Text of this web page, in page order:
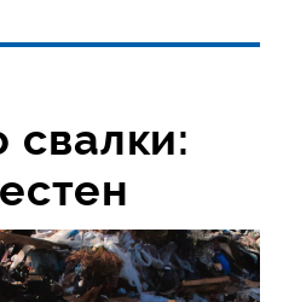
свалки: